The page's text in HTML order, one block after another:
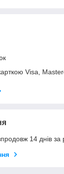
Visa,
14 днів за